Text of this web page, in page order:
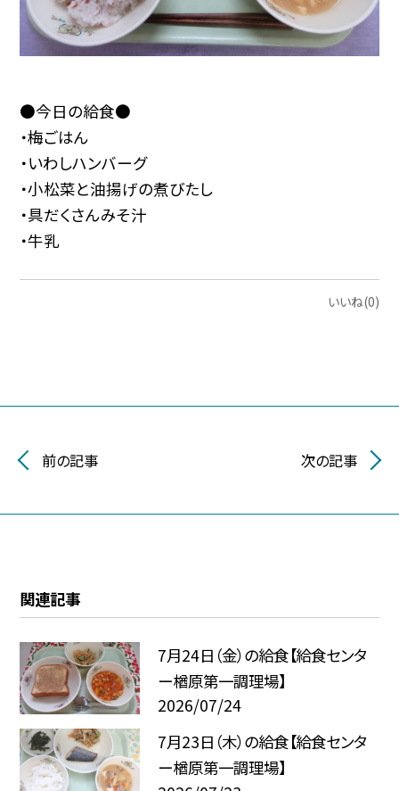
●今日の給食●
・梅ごはん
・いわしハンバーグ
・小松菜と油揚げの煮びたし
・具だくさんみそ汁
・牛乳
いいね(0)
前の記事 次の記事
関連記事
7月24日（金）の給食【給食センタ
ー楢原第一調理場】
2026/07/24
7月23日（木）の給食【給食センタ
ー楢原第一調理場】